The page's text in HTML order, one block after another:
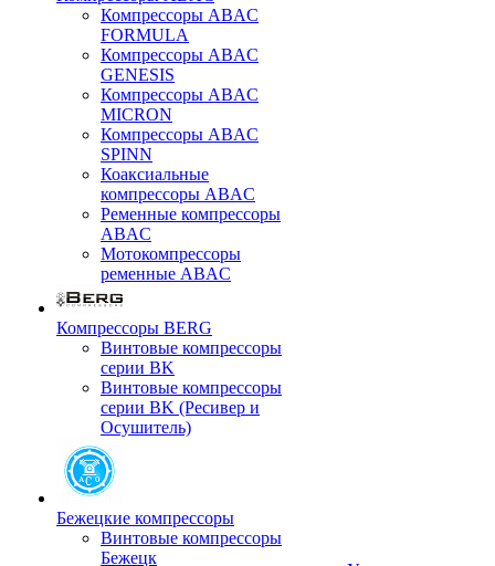
Компрессоры ABAC
FORMULA
Компрессоры ABAC
GENESIS
Компрессоры ABAC
MICRON
Компрессоры ABAC
SPINN
Коаксиальные
компрессоры ABAC
Ременные компрессоры
ABAC
Мотокомпрессоры
ременные ABAC
Компрессоры BERG
Винтовые компрессоры
серии BK
Винтовые компрессоры
серии BK (Ресивер и
Осушитель)
Бежецкие компрессоры
Винтовые компрессоры
Бежецк